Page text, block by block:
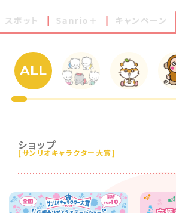
スポット Sanrio＋ キャンペーン
ALL
ショップ
[サンリオキャラクター大賞]